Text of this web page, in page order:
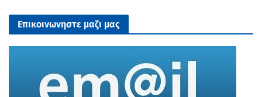
Επικοινωνηστε μαζι μας